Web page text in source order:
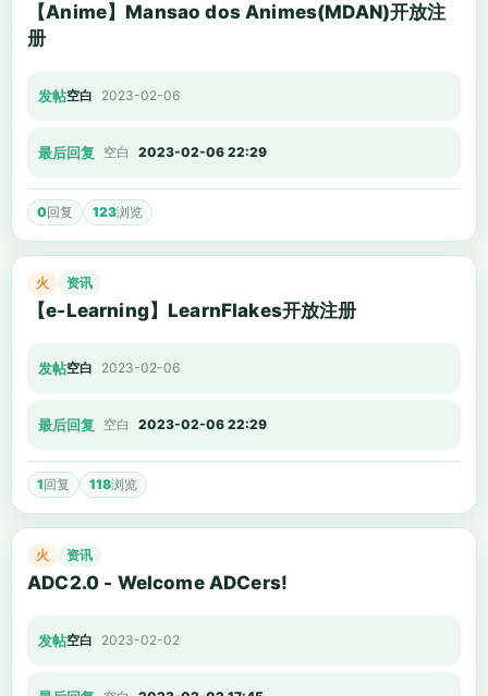
【Anime】Mansao dos Animes(MDAN)开放注
册
发帖空白 2023-02-06
最后回复 空白 2023-02-06 22:29
0回复 123浏览
火 资讯
【e-Learning】LearnFlakes开放注册
发帖空白 2023-02-06
最后回复 空白 2023-02-06 22:29
1回复 118浏览
火 资讯
ADC2.0 - Welcome ADCers!
发帖空白 2023-02-02